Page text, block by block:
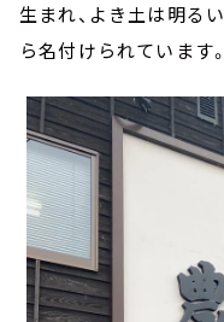
生まれ、よき土は明る
ら名付けられています。